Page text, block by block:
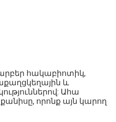
հակաբիոտիկ,
և
Ահա
որոնք այն կարող